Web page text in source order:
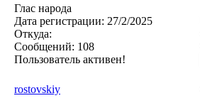
Глас народа
Дата регистрации: 27/2/2025
Откуда:
Сообщений: 108
Пользователь активен!
rostovskiy